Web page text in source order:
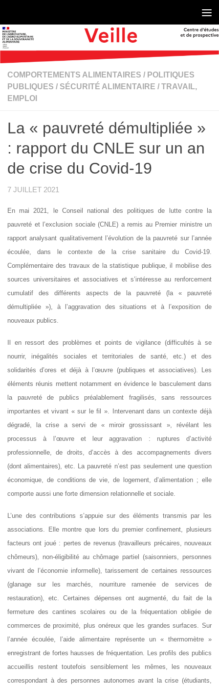
COMPORTEMENTS ALIMENTAIRES / POLITIQUES
PUBLIQUES / SÉCURITÉ ALIMENTAIRE / TRAVAIL,
EMPLOI
La « pauvreté démultipliée »
: rapport du CNLE sur un an
de crise du Covid-19
7 JUILLET 2021
En mai 2021, le Conseil national des politiques de lutte contre la
pauvreté et l’exclusion sociale (CNLE) a remis au Premier ministre un
rapport analysant qualitativement l’évolution de la pauvreté sur l’année
écoulée, dans le contexte de la crise sanitaire du Covid-19.
Complémentaire des travaux de la statistique publique, il mobilise des
sources universitaires et associatives et s’intéresse au renforcement
cumulatif des différents aspects de la pauvreté (la « pauvreté
démultipliée »), à l’aggravation des situations et à l’exposition de
nouveaux publics.
Il en ressort des problèmes et points de vigilance (difficultés à se
nourrir, inégalités sociales et territoriales de santé, etc.) et des
solidarités d’ores et déjà à l’œuvre (publiques et associatives). Les
éléments réunis mettent notamment en évidence le basculement dans
la pauvreté de publics préalablement fragilisés, sans ressources
importantes et vivant « sur le fil ». Intervenant dans un contexte déjà
dégradé, la crise a servi de « miroir grossissant », révélant les
processus à l’œuvre et leur aggravation : ruptures d’activité
professionnelle, de droits, d’accès à des accompagnements divers
(dont alimentaires), etc. La pauvreté n’est pas seulement une question
économique, de conditions de vie, de logement, d’alimentation ; elle
comporte aussi une forte dimension relationnelle et sociale.
L’une des contributions s’appuie sur des éléments transmis par les
associations. Elle montre que lors du premier confinement, plusieurs
facteurs ont joué : pertes de revenus (travailleurs précaires, nouveaux
chômeurs), non-éligibilité au chômage partiel (saisonniers, personnes
vivant de l’économie informelle), tarissement de certaines ressources
(glanage sur les marchés, nourriture ramenée de services de
restauration), etc. Certaines dépenses ont augmenté, du fait de la
fermeture des cantines scolaires ou de la fréquentation obligée de
commerces de proximité, plus onéreux que les grandes surfaces. Sur
l’année écoulée, l’aide alimentaire représente un « thermomètre »
enregistrant de fortes hausses de fréquentation. Les profils des publics
accueillis restent toutefois sensiblement les mêmes, les nouveaux
correspondant à des personnes autonomes avant la crise (étudiants,